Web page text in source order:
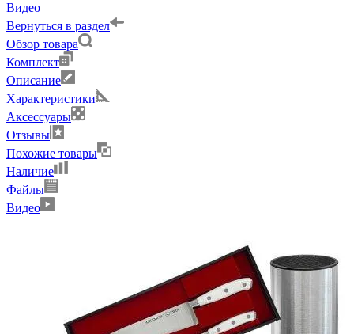
Видео
Вернуться в раздел
Обзор товара
Комплект
Описание
Характеристики
Аксессуары
Отзывы
Похожие товары
Наличие
Файлы
Видео